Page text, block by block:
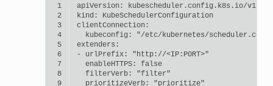
1
apiVersion:
2
kind:
3
4
kubeconfig:
"/etc/kubernetes/scheduler.conf"
5
6
- urlPrefix:
"http://<IP:PORT>"
7
enableHTTPS:
false
8
filterVerb:
"filter"
9
prioritizeVerb:
"prioritize"